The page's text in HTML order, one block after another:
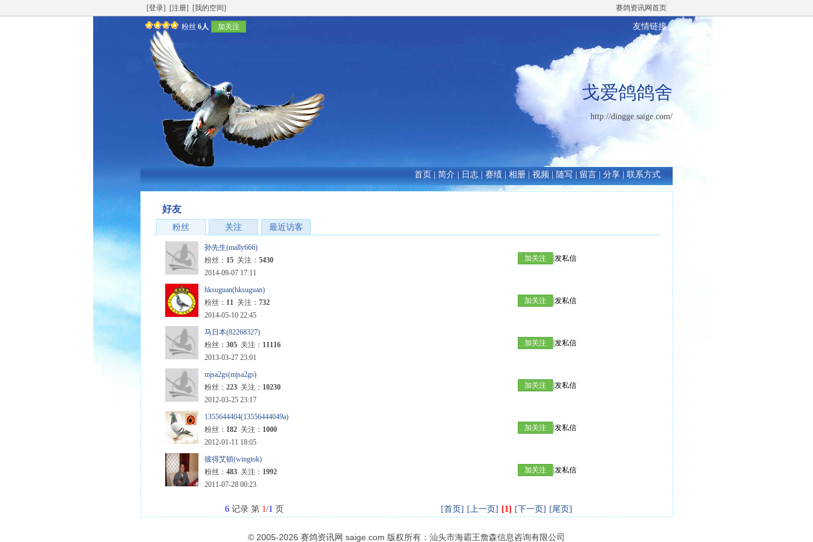
[登录] [注册] [我的空间] 赛鸽资讯网首页
粉丝 6人 加关注 友情链接
戈爱鸽鸽舍
http://dingge.saige.com/
首页 简介 日志 赛绩 相册 视频 随写 留言 分享 联系方式
好友
粉丝 关注 最近访客
孙先生(mally666)
粉丝： 15 关注： 5430
2014-09-07 17:11
加关注 发私信
hksuguan(hksuguan)
粉丝： 11 关注： 732
2014-05-10 22:45
加关注 发私信
马日本(82268327)
粉丝： 305 关注： 11116
2013-03-27 23:01
加关注 发私信
mjsa2gs(mjsa2gs)
粉丝： 223 关注： 10230
2012-03-25 23:17
加关注 发私信
1355644404(13556444049a)
粉丝： 182 关注： 1000
2012-01-11 18:05
加关注 发私信
彼得艾頓(wingtok)
粉丝： 483 关注： 1992
2011-07-28 00:23
加关注 发私信
6 记录 第 1/1 页 [首页] [上一页] [1] [下一页] [尾页]
© 2005-2026 赛鸽资讯网 saige.com 版权所有：汕头市海霸王詹森信息咨询有限公司